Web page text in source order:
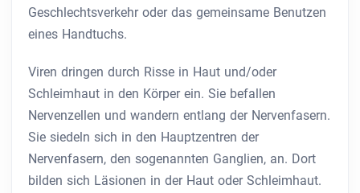
Geschlechtsverkehr oder das gemeinsame Benutzen
eines Handtuchs.
Viren dringen durch Risse in Haut und/oder
Schleimhaut in den Körper ein. Sie befallen
Nervenzellen und wandern entlang der Nervenfasern.
Sie siedeln sich in den Hauptzentren der
Nervenfasern, den sogenannten Ganglien, an. Dort
bilden sich Läsionen in der Haut oder Schleimhaut.